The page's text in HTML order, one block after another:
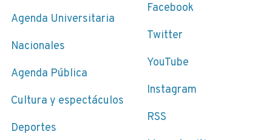
Agenda Universitaria
Nacionales
Agenda Pública
Cultura y espectáculos
Deportes
Facebook
Twitter
YouTube
Instagram
RSS